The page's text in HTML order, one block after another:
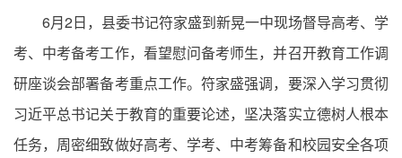
6月2日，县委书记符家盛到新晃一中现场督导高考、学
考、中考备考工作，看望慰问备考师生，并召开教育工作调
研座谈会部署备考重点工作。符家盛强调，要深入学习贯彻
习近平总书记关于教育的重要论述，坚决落实立德树人根本
任务，周密细致做好高考、学考、中考筹备和校园安全各项